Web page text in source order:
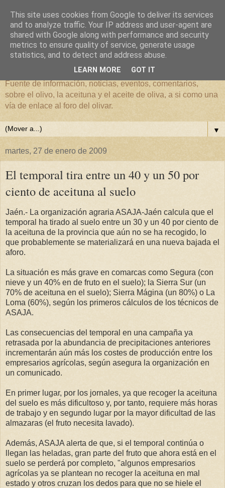
El mundo del Olivar
Fuente de información, noticias, eventos, comentarios,
sobre el olivo, la aceituna y el aceite de oliva, a si como una
vía de enlace al foro del olivar.
▼
martes, 27 de enero de 2009
El temporal tira entre un 40 y un 50 por
ciento de aceituna al suelo
Jaén.- La organización agraria ASAJA-Jaén calcula que el
temporal ha tirado al suelo entre un 30 y un 40 por ciento de
la aceituna de la provincia que aún no se ha recogido, lo
que probablemente se materializará en una nueva bajada el
aforo.
La situación es más grave en comarcas como Segura (con
nieve y un 40% en de fruto en el suelo); la Sierra Sur (un
70% de aceituna en el suelo); Sierra Mágina (un 80%) o La
Loma (60%), según los primeros cálculos de los técnicos de
ASAJA.
Las consecuencias del temporal en una campaña ya
retrasada por la abundancia de precipitaciones anteriores
incrementarán aún más los costes de producción entre los
empresarios agrícolas, según asegura la organización en
un comunicado.
En primer lugar, por los jornales, ya que recoger la aceituna
del suelo es más dificultoso y, por tanto, requiere más horas
de trabajo y en segundo lugar por la mayor dificultad de las
almazaras (el fruto necesita lavado).
Además, ASAJA alerta de que, si el temporal continúa o
llegan las heladas, gran parte del fruto que ahora está en el
suelo se perderá por completo, "algunos empresarios
agrícolas ya se plantean no recoger la aceituna en mal
estado y otros cruzan los dedos para que no se hiele el
This site uses cookies from Google to deliver its services
and to analyze traffic. Your IP address and user-agent are
shared with Google along with performance and security
metrics to ensure quality of service, generate usage
statistics, and to detect and address abuse.
LEARN MORE GOT IT